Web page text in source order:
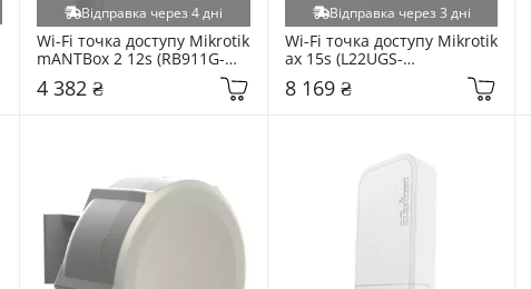
Відправка через 4 дні
Wi-Fi точка доступу Mikrotik
mANTBox 2 12s (RB911G-
4 382 ₴
Відправка через 3 дні
Wi-Fi точка доступу Mikrotik
ax 15s (L22UGS-
5HAXD2HAXD-15S) White
8 169 ₴